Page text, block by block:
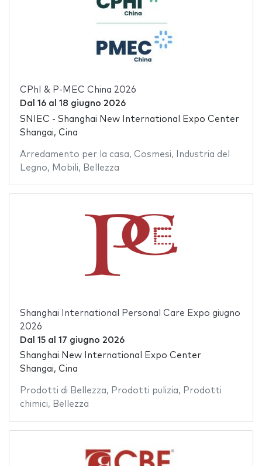
CPhI & P-MEC China 2026
Dal 16al 18 giugno 2026
SNIEC - Shanghai New International Expo Center
Shangai, Cina
Arredamento per la casa, Cosmesi,
Industria del
Legno, Mobili, Bellezza
Shanghai International Personal Care Expo giugno
2026
Dal 15al 17 giugno 2026
Shanghai New International Expo Center
Shangai, Cina
Prodotti di Bellezza, Prodotti pulizia, Prodotti
chimici, Bellezza